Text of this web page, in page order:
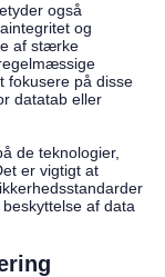
også
og
af stærke
fokusere på disse
datatab eller
de teknologier,
er vigtigt at
af data